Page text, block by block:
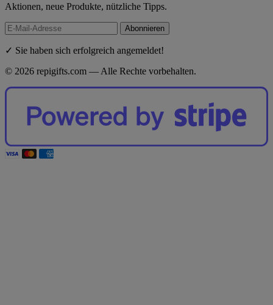
Aktionen, neue Produkte, nützliche Tipps.
Abonnieren
✓ Sie haben sich erfolgreich angemeldet!
© 2026 repigifts.com — Alle Rechte vorbehalten.